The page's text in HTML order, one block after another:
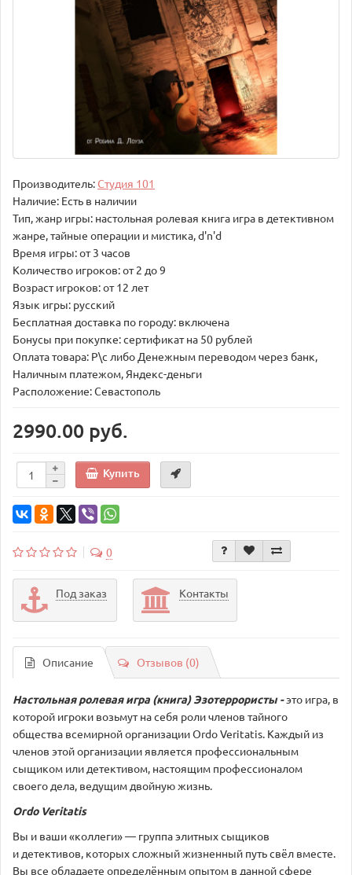
Производитель: Студия 101
Наличие: Есть в наличии
Тип, жанр игры: настольная ролевая книга игра в детективном
жанре, тайные операции и мистика, d'n'd
Время игры: от 3 часов
Количество игроков: от 2 до 9
Возраст игроков: от 12 лет
Язык игры: русский
Бесплатная доставка по городу: включена
Бонусы при покупке: сертификат на 50 рублей
Оплата товара: Р\с либо Денежным переводом через банк,
Наличным платежом, Яндекс-деньги
Расположение: Севастополь
2990.00 руб.
Купить
0
Под заказ Контакты
Описание Отзывов (0)
Настольная ролевая игра (книга) Эзотеррористы -это игра, в
которой игроки возьмут на себя роли членов тайного
общества всемирной организации Ordo Veritatis. Каждый из
членов этой организации является профессиональным
сыщиком или детективом, настоящим профессионалом
своего дела, ведущим двойную жизнь.
Ordo Veritatis
Вы и ваши «коллеги» — группа элитных сыщиков
и детективов, которых сложный жизненный путь свёл вместе.
Вы все обладаете определённым опытом в данной сфере